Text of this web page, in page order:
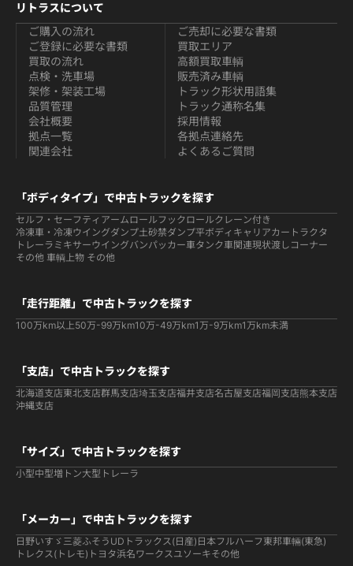
リトラスについて
ご購入の流れ
ご登録に必要な書類
買取の流れ
ご売却に必要な書類
買取エリア
高額買取車輌
点検・洗車場
架修・架装工場
品質管理
販売済み車輌
トラック形状用語集
トラック通称名集
会社概要
拠点一覧
関連会社
採用情報
各拠点連絡先
よくあるご質問
「ボディタイプ」で中古トラックを探す
セルフ・セーフティ アームロールフックロールクレーン付き
冷凍車・冷凍ウイングダンプ土砂禁ダンプ平ボディ キャリアカー トラクタ
トレーラ ミキサーウイングバンパッカー車タンク車関連現状渡しコーナー
その他 車輌上物 その他
「走行距離」で中古トラックを探す
100万km以上50万-99万km10万-49万km1万-9万km1万km未満
「支店」で中古トラックを探す
北海道支店東北支店群馬支店埼玉支店福井支店名古屋支店福岡支店熊本支店
沖縄支店
「サイズ」で中古トラックを探す
小型中型増トン大型 トレーラ
「メーカー」で中古トラックを探す
日野いすゞ 三菱ふそう UDトラックス(日産) 日本フルハーフ 東邦車輛(東急)
トレクス(トレモ) トヨタ浜名ワークスユソーキその他